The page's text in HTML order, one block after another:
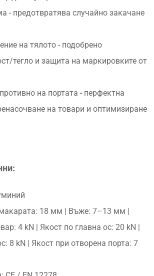
- предотвратява случайно закачане
на тялото - подобрено
тегло и защита на маркировките от
на портата - перфектна
на товари и оптимизиране
18 мм | Въже: 7–13 мм |
4 kN | Якост по главна ос: 20 kN |
8 kN | Якост при отворена порта: 7